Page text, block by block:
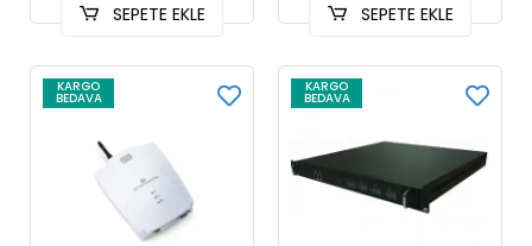
SEPETE EKLE SEPETE EKLE
KARGO
BEDAVA
KARGO
BEDAVA